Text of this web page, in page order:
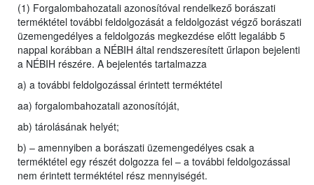
(1) Forgalombahozatali azonosítóval rendelkező borászati
terméktétel további feldolgozását a feldolgozást végző borászati
üzemengedélyes a feldolgozás megkezdése előtt legalább 5
nappal korábban a NÉBIH által rendszeresített űrlapon bejelenti
a NÉBIH részére. A bejelentés tartalmazza
a) a további feldolgozással érintett terméktétel
aa) forgalombahozatali azonosítóját,
ab) tárolásának helyét;
b) – amennyiben a borászati üzemengedélyes csak a
terméktétel egy részét dolgozza fel – a további feldolgozással
nem érintett terméktétel rész mennyiségét.